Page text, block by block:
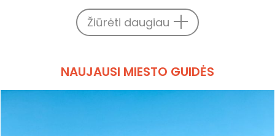
Žiūrėti daugiau
NAUJAUSI MIESTO GUIDĖS